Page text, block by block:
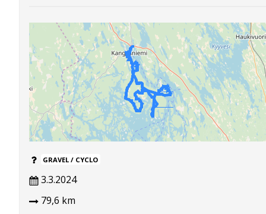
GRAVEL / CYCLO
3.3.2024
79,6 km